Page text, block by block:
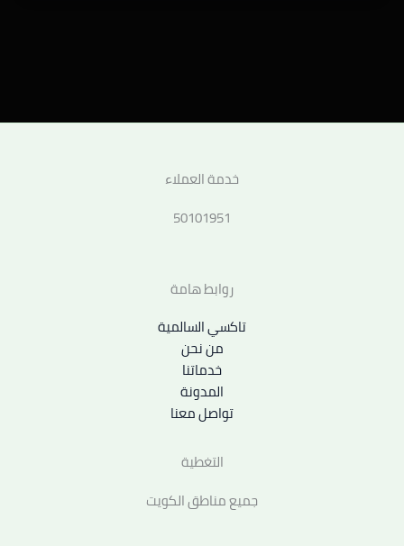
خدمة العملاء
50101951
روابط هامة
تاكسي السالمية
من نحن
خدماتنا
المدونة
تواصل معنا
التغطية
جميع مناطق الكويت